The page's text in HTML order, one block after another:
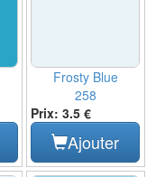
Frosty Blue
258
Prix: 3.5 €
Ajouter